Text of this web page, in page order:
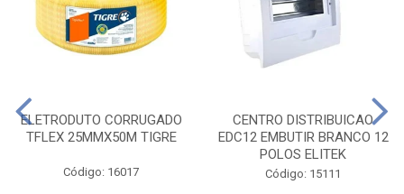
ELETRODUTO CORRUGADO
TFLEX 25MMX50M TIGRE
Código: 16017
CENTRO DISTRIBUICAO
EDC12 EMBUTIR BRANCO 12
POLOS ELITEK
Código: 15111